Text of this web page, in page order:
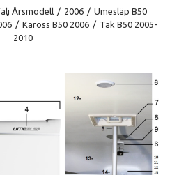
Årsmodell / 2006 / Umesläp B50
/ Kaross B50 2006 / Tak B50 2005-
2010